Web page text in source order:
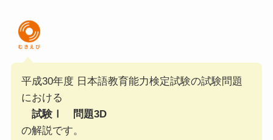
平成30年度 日本語教育能力検定試験の試験問題
における
試験Ⅰ 問題3D
の解説です。